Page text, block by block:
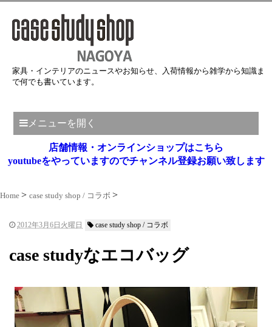
家具・インテリアのニュースやお知らせ、入荷情報から雑学から知識ま
で何でも書いています。
メニューを開く
店舗情報・オンラインショップはこちら
youtubeをやっていますのでチャンネル登録お願い致します
Home case study shop / コラボ
2012年3月6日火曜日 case study shop / コラボ
case studyなエコバッグ